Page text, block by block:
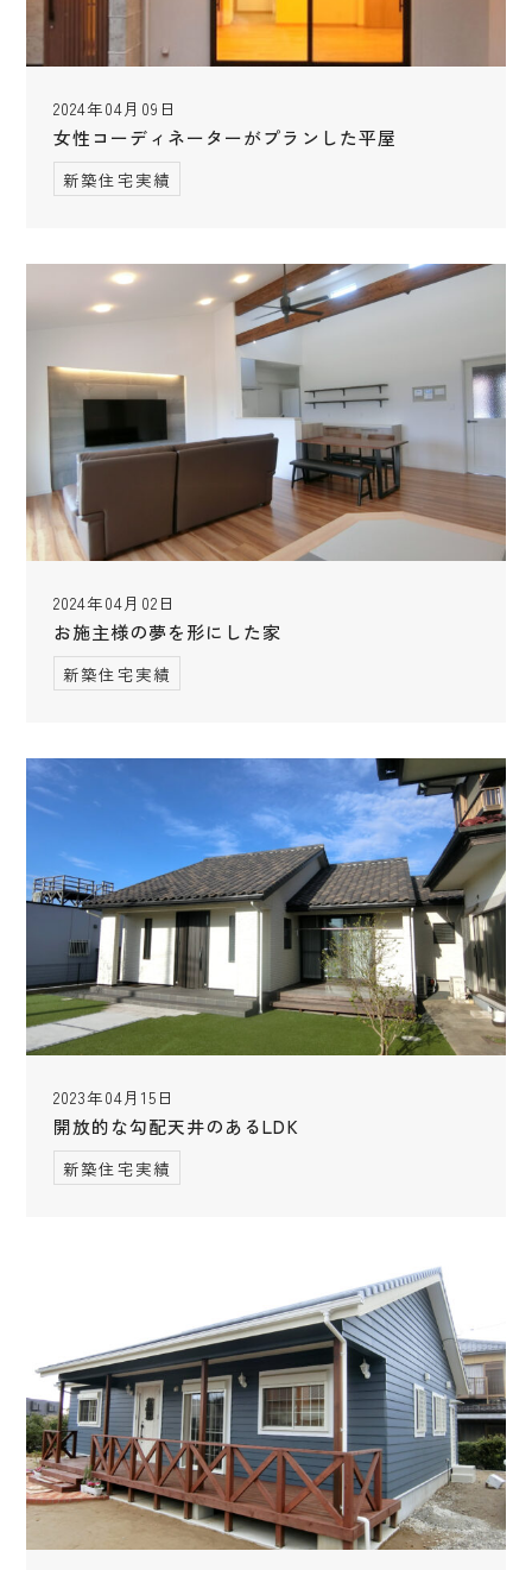
2024年04月09日
女性コーディネーターがプランした平屋
新築住宅実績
2024年04月02日
お施主様の夢を形にした家
新築住宅実績
2023年04月15日
開放的な勾配天井のあるLDK
新築住宅実績